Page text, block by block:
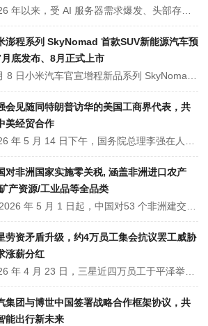
2026 年以来，受 AI 服务器需求爆发、头部存储厂商产能向高利润产品倾斜、行业库存偏低等多重因素影响，全球 DRAM 内存条价格大幅上涨，DDR4、DDR5 产品零售价格普遍翻倍。涨价从上游芯片传导至终端市场，导致 PC、笔记本、装机等成本上升。本文客观梳理本轮涨价原因、市场影响及后续走势。
澎程系列 SkyNomad 首款SUV新能源汽车预
底发布、8月正式上市
7 月 8 日小米汽车官宣增程新品系列 SkyNomad 澎程，首款大型增程 SUV 昆仑 N3 定于 7 月底召开发布会，8 月中下旬正式上市。新车主打多座椅可变大空间，长续航适配家用与户外出行。该系列补齐小米汽车增程赛道布局，与纯电轿车产品线互补，进一步拓宽家用新能源汽车市场布局。
会见随同特朗普访华的美国工商界代表，共
美经贸合作
2026 年 5 月 14 日下午，国务院总理李强在人民大会堂会见随同特朗普访华的美国工商界代表，苹果、英伟达等 17 家企业及纽交所负责人出席。李强指出，中美元首会谈为两国关系指引方向，中方将持续扩大高水平开放，为美企提供发展机遇。美方代表看好中国前景，愿扩大对华合作、共促共赢。
对非洲国家实施零关税, 涵盖非洲进口农产
产资源/工业品等全品类
自 2026 年 5 月 1 日起，中国对53 个非洲建交国单方面实施全税目零关税，涵盖特色农产品、矿产资源、轻工工艺品、食品加工品、工业原料及制成品等大类。含 33 个非洲最不发达国家与南非、埃及等 20 个非洲国家，商品须符合原产地及检验检疫标准，无政治附加条件、无需对等开放，助力中非贸易互惠共赢。
劳资矛盾升级，约4万员工集会抗议罢工威胁
涨薪分红
2026 年 4 月 23 日，三星近四万员工于平泽举行大规模维权集会。受益于 AI 芯片需求暴涨，三星一季度利润大幅攀升，但员工奖金受限、薪资低于同业。工会提出涨薪、取消奖金封顶、利润共享等诉求，若谈判无果，将于 5 月 21 日至 6 月 7 日开展 18 天全面罢工，或将冲击全球半导体芯片产业链。
集团与博世中国签署战略合作框架协议，共
能出行新未来